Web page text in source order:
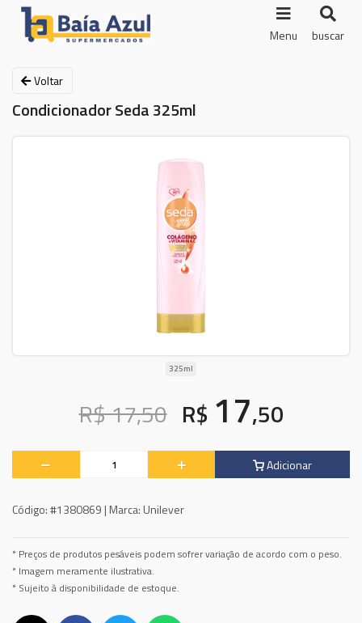
Menu buscar
Voltar
Condicionador Seda 325ml
325ml
R$ 17,50 R$ 17,50
Adicionar
Código:#1380869 | Marca: Unilever
* Preços de produtos pesáveis podem sofrer variação de acordo com o peso.
* Imagem meramente ilustrativa.
* Sujeito à disponibilidade de estoque.